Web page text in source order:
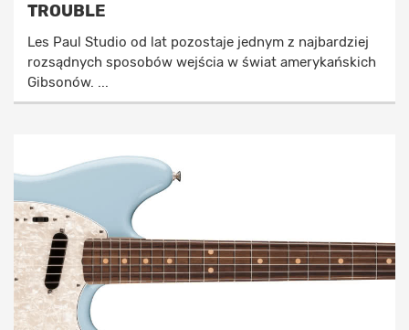
TROUBLE
Les Paul Studio od lat pozostaje jednym z najbardziej
rozsądnych sposobów wejścia w świat amerykańskich
Gibsonów. ...